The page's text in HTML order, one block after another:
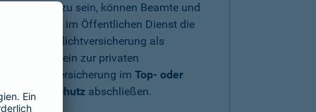
abgesichert zu sein, können Beamte und
Beschäftigte im Öffentlichen Dienst die
Diensthaftpflichtversicherung als
Zusatzbaustein zur privaten
Haftpflichtversicherung imTop- oder
Premium-Schutz abschließen.